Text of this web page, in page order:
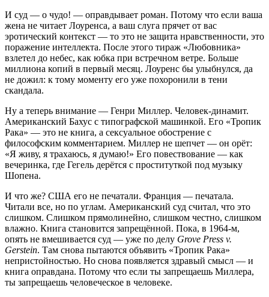
И суд — о чудо! — оправдывает роман. Потому что если ваша
жена не читает Лоуренса, а ваш слуга прячет от вас
эротический контекст — то это не защита нравственности, это
поражение интеллекта. После этого тираж «Любовника»
взлетел до небес, как юбка при встречном ветре. Больше
миллиона копий в первый месяц. Лоуренс бы улыбнулся, да
не дожил: к тому моменту его уже похоронили в тени
скандала.
Ну а теперь внимание — Генри Миллер. Человек-динамит.
Американский Бахус с типографской машинкой. Его «Тропик
Рака» — это не книга, а сексуальное обострение с
философским комментарием. Миллер не шепчет — он орёт:
«Я живу, я трахаюсь, я думаю!» Его повествование — как
вечеринка, где Гегель дерётся с проституткой под музыку
Шопена.
И что же? США его не печатали. Франция — печатала.
Читали все, но по углам. Американский суд считал, что это
слишком. Слишком прямолинейно, слишком честно, слишком
влажно. Книга становится запрещённой. Пока, в 1964‑м,
опять не вмешивается суд — уже по делу Grove Press v.
Gerstein. Там снова пытаются объявить «Тропик Рака»
непристойностью. Но снова появляется здравый смысл — и
книга оправдана. Потому что если ты запрещаешь Миллера,
ты запрещаешь человеческое в человеке.